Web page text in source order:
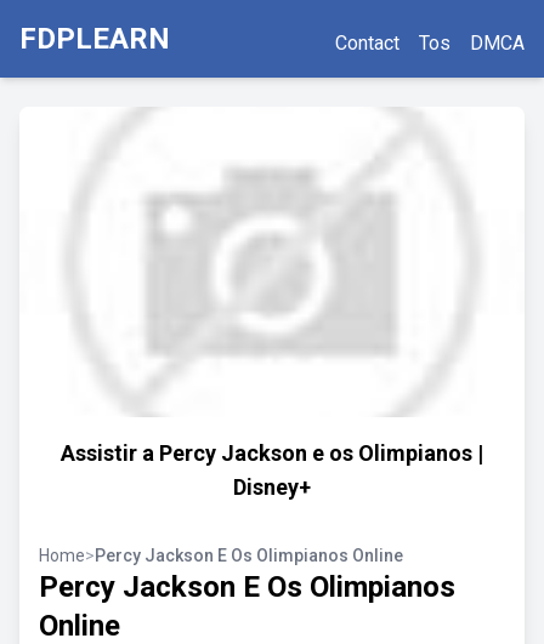
FDPLEARN Contact Tos DMCA
Assistir a Percy Jackson e os Olimpianos |
Disney+
Home>Percy Jackson E Os Olimpianos Online
Percy Jackson E Os Olimpianos
Online